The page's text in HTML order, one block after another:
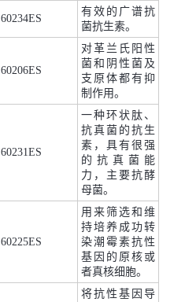
60234ES
有效的广谱抗
菌抗生素。
60206ES
对革兰氏阳性
菌和阴性菌及
支原体都有抑
制作用。
60231ES
一种环状肽、
抗真菌的抗生
素，具有很强
的抗真菌能
力，主要抗酵
母菌。
60225ES
用来筛选和维
持培养成功转
染潮霉素抗性
基因的原核或
者真核细胞。
将抗性基因导